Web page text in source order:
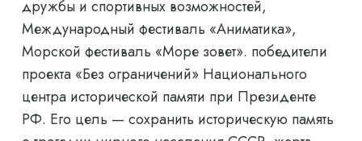
дружбы и спортивных возможностей,
Международный фестиваль «Аниматика»,
Морской фестиваль «Море зовет». победители
проекта «Без ограничений» Национального
центра исторической памяти при Президенте
РФ. Его цель — сохранить историческую память